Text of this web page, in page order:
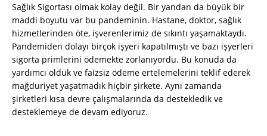
Sağlık Sigortası olmak kolay değil. Bir yandan da büyük bir
maddi boyutu var bu pandeminin. Hastane, doktor, sağlık
hizmetlerinden öte, işverenlerimiz de sıkıntı yaşamaktaydı.
Pandemiden dolayı birçok işyeri kapatılmıştı ve bazı işyerleri
sigorta primlerini ödemekte zorlanıyordu. Bu konuda da
yardımcı olduk ve faizsiz ödeme ertelemelerini teklif ederek
mağduriyet yaşatmadık hiçbir şirkete. Aynı zamanda
şirketleri kısa devre çalışmalarında da destekledik ve
desteklemeye de devam ediyoruz.